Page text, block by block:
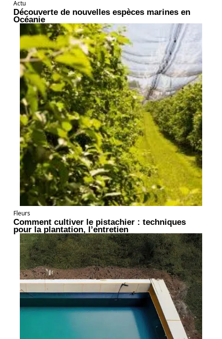
Actu
Découverte de nouvelles espèces marines en
Océanie
Fleurs
Comment cultiver le pistachier : techniques
pour la plantation, l’entretien